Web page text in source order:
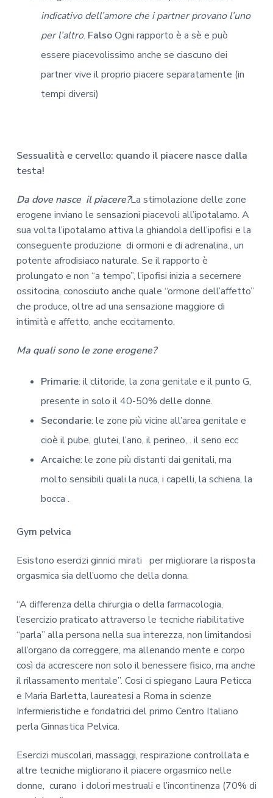
indicativo dell’amore che i partner provano l’uno
per l’altro. FalsoOgni rapporto è a sè e può
essere piacevolissimo anche se ciascuno dei
partner vive il proprio piacere separatamente (in
tempi diversi)
Sessualità e cervello: quando il piacere nasce dalla
testa!
Da dove nasce il piacere?La stimolazione delle zone
erogene inviano le sensazioni piacevoli all’ipotalamo. A
sua volta l’ipotalamo attiva la ghiandola dell’ipofisi e la
conseguente produzione di ormoni e di adrenalina., un
potente afrodisiaco naturale. Se il rapporto è
prolungato e non “a tempo”, l’ipofisi inizia a secernere
ossitocina, conosciuto anche quale “ormone dell’affetto”
che produce, oltre ad una sensazione maggiore di
intimità e affetto, anche eccitamento.
Ma quali sono le zone erogene?
Primarie: il clitoride, la zona genitale e il punto G,
presente in solo il 40-50% delle donne.
Secondarie: le zone più vicine all’area genitale e
cioè il pube, glutei, l’ano, il perineo, . il seno ecc
Arcaiche: le zone più distanti dai genitali, ma
molto sensibili quali la nuca, i capelli, la schiena, la
bocca .
Gym pelvica
Esistono esercizi ginnici mirati per migliorare la risposta
orgasmica sia dell’uomo che della donna.
“A differenza della chirurgia o della farmacologia,
l’esercizio praticato attraverso le tecniche riabilitative
“parla” alla persona nella sua interezza, non limitandosi
all’organo da correggere, ma allenando mente e corpo
così da accrescere non solo il benessere fisico, ma anche
il rilassamento mentale”. Cosi ci spiegano Laura Peticca
e Maria Barletta, laureatesi a Roma in scienze
Infermieristiche e fondatrici del primo Centro Italiano
perla Ginnastica Pelvica.
Esercizi muscolari, massaggi, respirazione controllata e
altre tecniche migliorano il piacere orgasmico nelle
donne, curano i dolori mestruali e l’incontinenza (70% di